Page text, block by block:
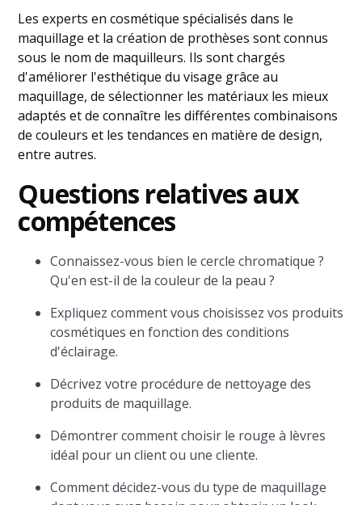
Les experts en cosmétique spécialisés dans le
maquillage et la création de prothèses sont connus
sous le nom de maquilleurs. Ils sont chargés
d'améliorer l'esthétique du visage grâce au
maquillage, de sélectionner les matériaux les mieux
adaptés et de connaître les différentes combinaisons
de couleurs et les tendances en matière de design,
entre autres.
Questions relatives aux
compétences
Connaissez-vous bien le cercle chromatique ?
Qu'en est-il de la couleur de la peau ?
Expliquez comment vous choisissez vos produits
cosmétiques en fonction des conditions
d'éclairage.
Décrivez votre procédure de nettoyage des
produits de maquillage.
Démontrer comment choisir le rouge à lèvres
idéal pour un client ou une cliente.
Comment décidez-vous du type de maquillage